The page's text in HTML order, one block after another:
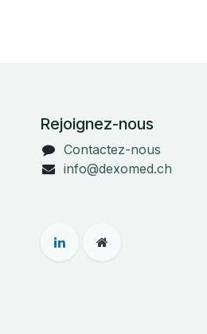
Rejoignez-nous
Contactez-nous
info@dexomed.ch